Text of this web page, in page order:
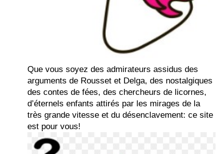
Que vous soyez des admirateurs assidus des
arguments de Rousset et Delga, des nostalgiques
des contes de fées, des chercheurs de licornes,
d’éternels enfants attirés par les mirages de la
très grande vitesse et du désenclavement: ce site
est pour vous!